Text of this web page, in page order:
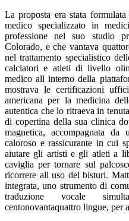
La proposta era stata
medico specializzato in
professione nel suo studio
Colorado, e che vantava
nel trattamento specialistico
calciatori e atleti di livello
medico all interno della
mostrava le certificazioni
americana per la medicina
autentica che lo ritraeva in
di copertina della sua clinica
magnetica, accompagnata
caloroso e rassicurante in cui
aiutare gli artisti e gli atleti a
caviglia per tornare sul
ricorrere all uso del bisturi.
integrata, uno strumento di
traduzione vocale
centonovantaquattro lingue,